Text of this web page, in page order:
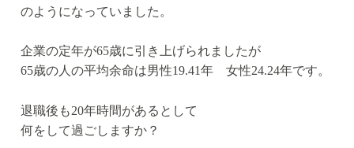
のようになっていました。
企業の定年が65歳に引き上げられましたが
65歳の人の平均余命は男性19.41年 女性24.24年です。
退職後も20年時間があるとして
何をして過ごしますか？